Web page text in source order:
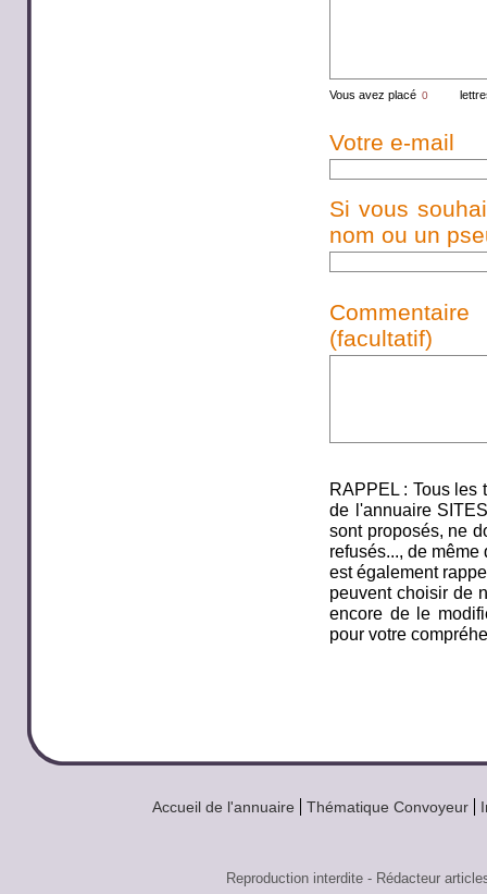
Vous avez placé
Votre e-mail
Si vous
nom ou un
(facultatif)
RAPPEL : Tous les
de l'annuaire
sont proposés, ne
refusés..., de
est également
peuvent choisir de
encore de le
pour votre
Accueil de l'annuaire Thématique Convoyeur
Reproduction interdite - Rédacteur